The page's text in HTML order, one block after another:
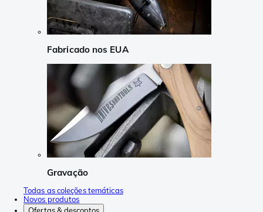
Fabricado nos EUA
Gravação
Todas as coleções temáticas
Novos produtos